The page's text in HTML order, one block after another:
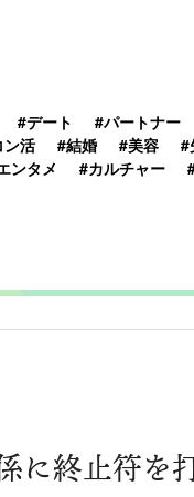
#デート #パートナー
ン活 #結婚 #美容
#
ンタメ #カルチャー
に終止符を